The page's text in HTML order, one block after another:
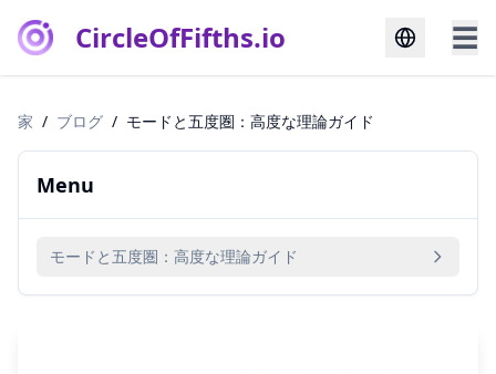
CircleOfFifths.io ☰
家 / ブログ / モードと五度圏：高度な理論ガイド
Menu
モードと五度圏：高度な理論ガイド